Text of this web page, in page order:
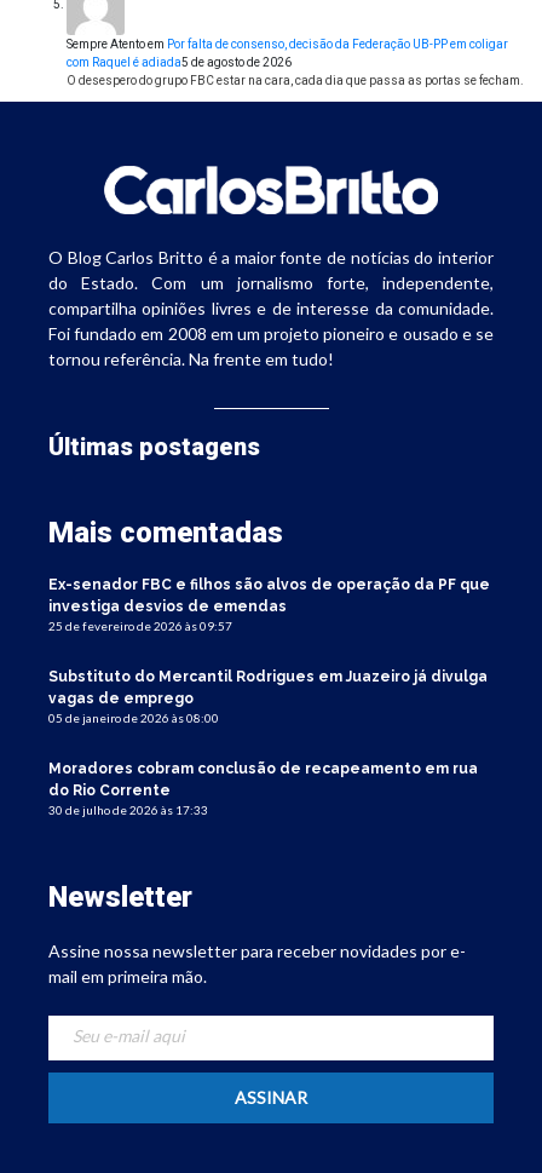
Sempre Atentoem Por falta de consenso, decisão da Federação UB-PP em coligar
com Raquel é adiada5 de agosto de 2026
O desespero do grupo FBC estar na cara, cada dia que passa as portas se fecham.
O Blog Carlos Britto é a maior fonte de notícias do interior
do Estado. Com um jornalismo forte, independente,
compartilha opiniões livres e de interesse da comunidade.
Foi fundado em 2008 em um projeto pioneiro e ousado e se
tornou referência. Na frente em tudo!
Últimas postagens
Mais comentadas
Ex-senador FBC e filhos são alvos de operação da PF que
investiga desvios de emendas
25 de fevereiro de 2026 às 09:57
Substituto do Mercantil Rodrigues em Juazeiro já divulga
vagas de emprego
05 de janeiro de 2026 às 08:00
Moradores cobram conclusão de recapeamento em rua
do Rio Corrente
30 de julho de 2026 às 17:33
Newsletter
Assine nossa newsletter para receber novidades por e-
mail em primeira mão.